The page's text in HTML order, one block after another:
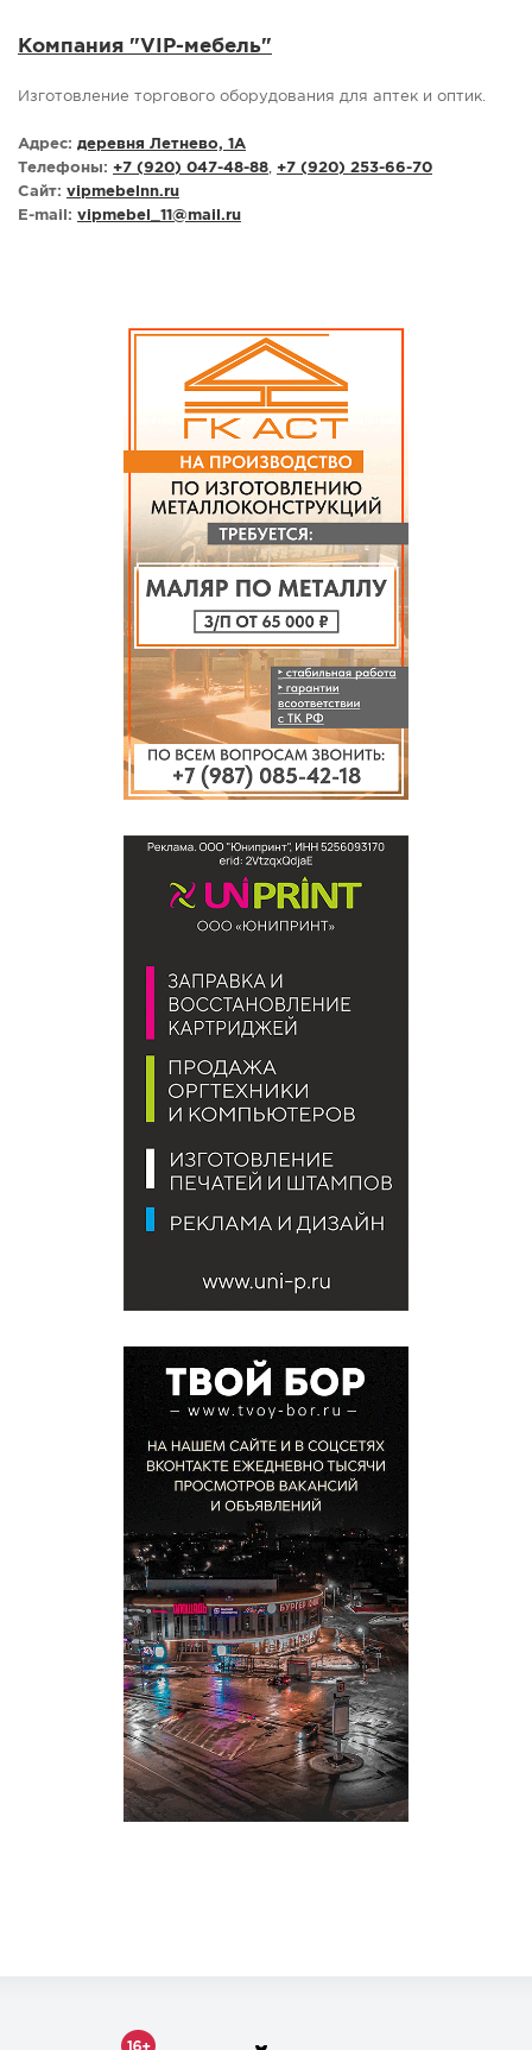
Компания "VIP-мебель"
Изготовление торгового оборудования для аптек и оптик.
Адрес: деревня Летнево, 1А
Телефоны: +7 (920) 047-48-88, +7 (920) 253-66-70
Сайт: vipmebelnn.ru
E-mail: vipmebel_11@mail.ru